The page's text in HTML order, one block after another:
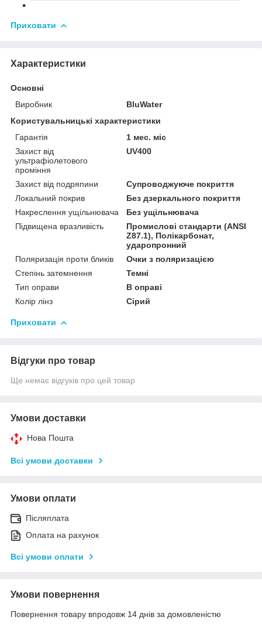
Приховати
Характеристики
Основні
Виробник
BluWater
Користувальницькі характеристики
Гарантія
1 мес. міс
Захист від
ультрафіолетового
проміння
UV400
Захист від подряпини
Супроводжуюче покриття
Локальний покрив
Без дзеркального покриття
Накреслення ущільнювача
Без ущільнювача
Підвищена вразливість
Промислові стандарти (ANSI
Z87.1), Полікарбонат,
ударопронний
Поляризація проти бликів
Очки з поляризацією
Степінь затемнення
Темні
Тип оправи
В оправі
Колір лінз
Сірий
Приховати
Відгуки про товар
Ще немає відгуків про цей товар
Умови доставки
Нова Пошта
Всі умови доставки
Умови оплати
Післяплата
Оплата на рахунок
Всі умови оплати
Умови повернення
Повернення товару впродовж 14 днів за домовленістю